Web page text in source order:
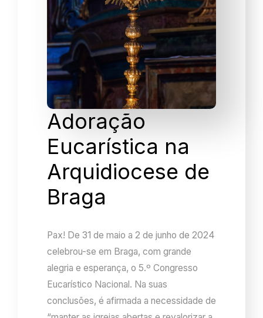
Adoração
Eucarística na
Arquidiocese de
Braga
Pax! De 31 de maio a 2 de junho de 2024
celebrou-se em Braga, com grande
alegria e esperança, o 5.º Congresso
Eucarístico Nacional. Na suas
conclusões, é afirmada a necessidade de